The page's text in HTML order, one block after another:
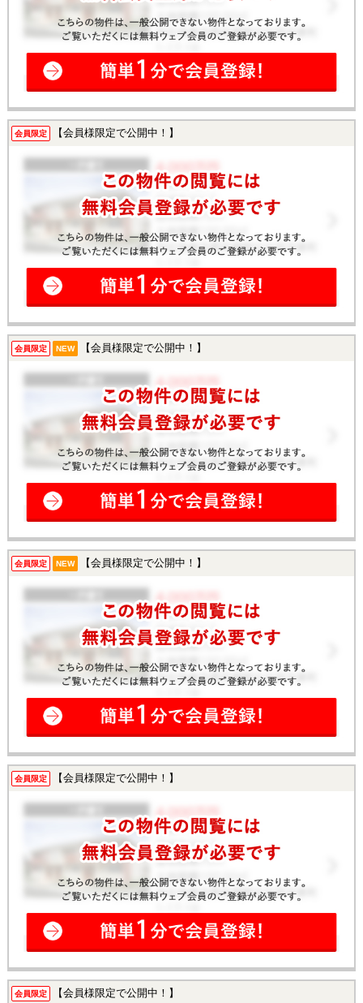
会員限定 【会員様限定で公開中！】
会員限定 NEW 【会員様限定で公開中！】
会員限定 NEW 【会員様限定で公開中！】
会員限定 【会員様限定で公開中！】
会員限定 【会員様限定で公開中！】